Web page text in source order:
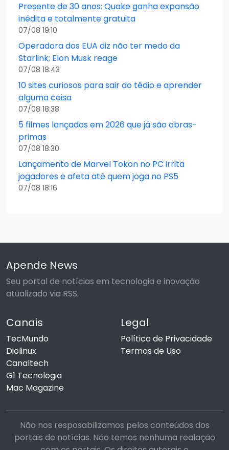
Presente de 30 anos: Quake ganha expansão
inédita e totalmente gratuita
07/08 19:10
Operadora dos EUA diz não ter medo da
Starlink; Elon Musk reage
07/08 18:43
10 sites curiosos para sair do tédio e aprender
alguma coisa
07/08 18:38
5 filmes lançados em 2026 que já são obras-
primas
07/08 18:30
Lançamento de Marvel Tokon no PC irrita
jogadores e afeta até quem joga no PS5
07/08 18:16
Apende News
Seu portal de notícias em tecnologia e inovação
atualizado via RSS.
Canais
TecMundo
Diolinux
Canaltech
G1 Tecnologia
Mac Magazine
Legal
Política de Privacidade
Termos de Uso
Não nos resposabilizamos pelos conteúdos dos
portais de notícias. Não temos nenhuma realação